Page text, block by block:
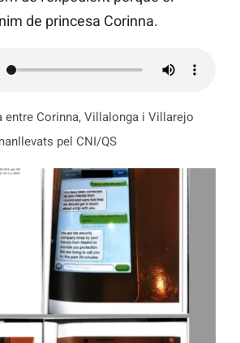
de princesa Corinna.
entre Corinna, Villalonga i Villarejo
pel CNI/QS